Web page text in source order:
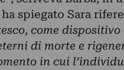
ha spiegato Sara
come
di morte e
in cui